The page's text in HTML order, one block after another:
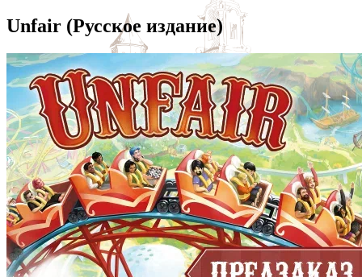
Unfair (Русское издание)